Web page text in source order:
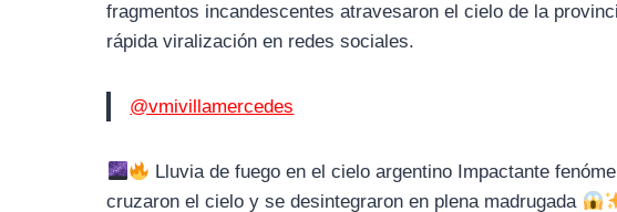
e
b
o
e
g
a
t
s
p
fragmentos incandescentes atravesaron el cielo de la
rápida viralización en redes sociales.
@vmivillamercedes
Lluvia de fuego en el cielo argentino Impactante
cruzaron el cielo y se desintegraron en plena madrugada